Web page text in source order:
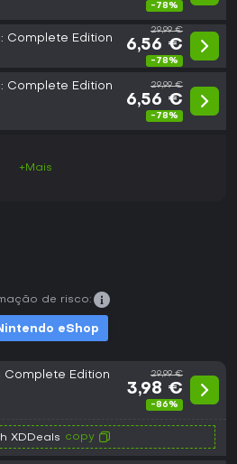
-78%
Complete Edition
29,99 €
6,56 €
-78%
Complete Edition
29,99 €
6,56 €
-78%
+Mais
eShop
de risco:
Complete Edition
29,99 €
3,98 €
-86%
XDDeals copy